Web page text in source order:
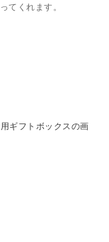
てくれます。